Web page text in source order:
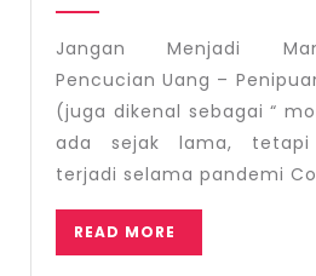
Jangan Menjadi
Pencucian Uang –
(juga dikenal sebagai “
ada sejak lama, tetapi
terjadi selama pandemi
READ MORE
MORE